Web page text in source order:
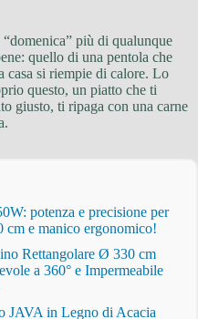
più di qualunque
quello di una pentola che
casa si riempie di calore. Lo
questo, un piatto che ti
giusto, ti ripaga con una carne
potenza e precisione per
cm e manico ergonomico!
Rettangolare Ø 330 cm
a 360° e Impermeabile
JAVA in Legno di Acacia